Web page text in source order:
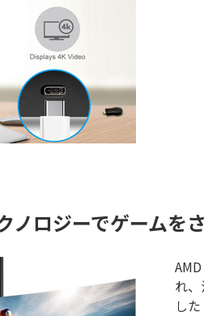
ロジーでゲームを
れ
し